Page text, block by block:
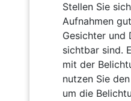
Stellen Sie
Aufnahmen
Gesichter und
sichtbar sind.
mit der
nutzen Sie
um die